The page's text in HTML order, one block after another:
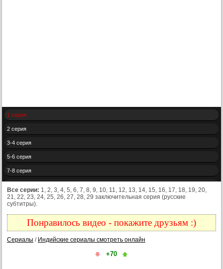
1 серия
2 серия
3-4 серия
5-6 серия
7-8 серия
11-12 серия
15-16 серия
17-18 серия
Все серии: 1, 2, 3, 4, 5, 6, 7, 8, 9, 10, 11, 12, 13, 14, 15, 16, 17, 18, 19, 20,
21, 22, 23, 24, 25, 26, 27, 28, 29 заключительная серия (русские
субтитры).
Понравилось видео - покажите друзьям :)
Сериалы / Индийские сериалы смотреть онлайн
+70